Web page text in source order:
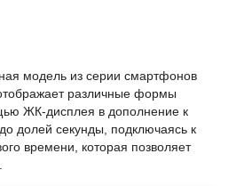
модель из серии смартфонов
различные формы
ЖК-дисплея в дополнение к
долей секунды, подключаясь к
времени, которая позволяет